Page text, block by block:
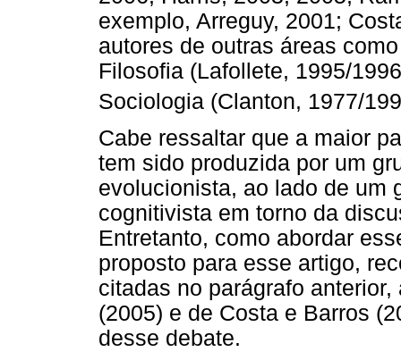
exemplo, Arreguy, 2001;
autores de outras áreas
Filosofia (Lafollete, 1995/
Sociologia (Clanton, 1977/
Cabe ressaltar que a maior
tem sido produzida por um
evolucionista, ao lado de um
cognitivista em torno da
Entretanto, como abordar
proposto para esse artigo,
citadas no parágrafo
(2005) e de Costa e Barros
desse debate.